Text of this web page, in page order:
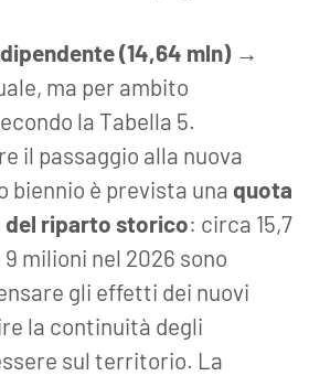
(14,64 mln) →
ma per ambito
la Tabella 5.
il passaggio alla nuova
biennio è prevista una quota
del riparto storico: circa 15,7
milioni nel 2026 sono
gli effetti dei nuovi
la continuità degli
sul territorio. La